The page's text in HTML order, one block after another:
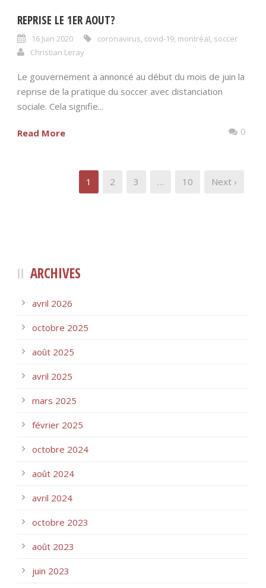
REPRISE LE 1ER AOUT?
16 Juin 2020 coronavirus, covid-19, montréal, soccer
Christian Leray
Le gouvernement a annoncé au début du mois de juin la
reprise de la pratique du soccer avec distanciation
sociale. Cela signifie...
Read More 0
1 2 3 … 10 Next ›
ARCHIVES
avril 2026
octobre 2025
août 2025
avril 2025
mars 2025
février 2025
octobre 2024
août 2024
avril 2024
octobre 2023
août 2023
juin 2023